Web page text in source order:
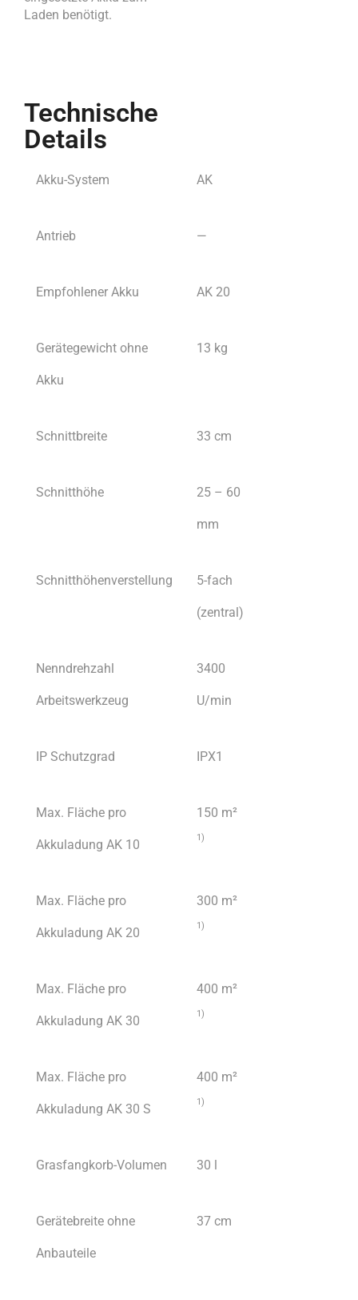
Laden benötigt.
Technische
Details
Akku-System AK
Antrieb —
Empfohlener Akku AK 20
Gerätegewicht ohne
Akku
13 kg
Schnittbreite 33 cm
Schnitthöhe 25 – 60
mm
Schnitthöhenverstellung 5-fach
(zentral)
Nenndrehzahl
Arbeitswerkzeug
3400
U/min
IP Schutzgrad IPX1
Max. Fläche pro
Akkuladung AK 10
150 m²
1)
Max. Fläche pro
Akkuladung AK 20
300 m²
1)
Max. Fläche pro
Akkuladung AK 30
400 m²
1)
Max. Fläche pro
Akkuladung AK 30 S
400 m²
1)
Grasfangkorb-Volumen 30 l
Gerätebreite ohne
Anbauteile
37 cm